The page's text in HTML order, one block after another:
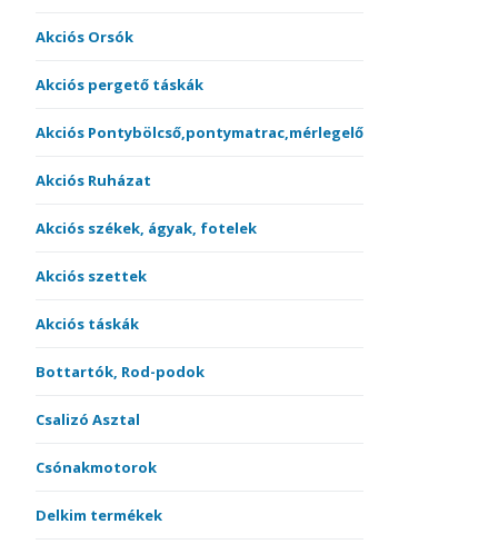
Akciós Orsók
Akciós pergető táskák
Akciós Pontybölcső,pontymatrac,mérlegelő
Akciós Ruházat
Akciós székek, ágyak, fotelek
Akciós szettek
Akciós táskák
Bottartók, Rod-podok
Csalizó Asztal
Csónakmotorok
Delkim termékek